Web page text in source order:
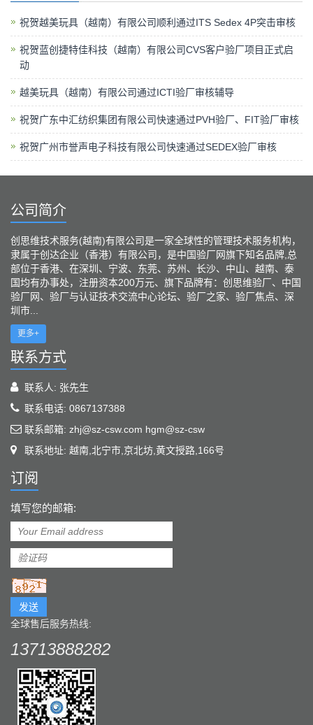
祝贺越美玩具（越南）有限公司顺利通过ITS Sedex 4P突击审核
祝贺蓝创捷特佳科技（越南）有限公司CVS客户验厂项目正式启
动
越美玩具（越南）有限公司通过ICTI验厂审核辅导
祝贺广东中汇纺织集团有限公司快速通过PVH验厂、FIT验厂审核
祝贺广州市誉声电子科技有限公司快速通过SEDEX验厂审核
公司简介
创思维技术服务(越南)有限公司是一家全球性的管理技术服务机构，
隶属于创达企业（香港）有限公司，是中国验厂网旗下知名品牌,总
部位于香港、在深圳、宁波、东莞、苏州、长沙、中山、越南、泰
国均有办事处，注册资本200万元、旗下品牌有：创思维验厂、中国
验厂网、验厂与认证技术交流中心论坛、验厂之家、验厂焦点、深
圳市...
更多+
联系方式
联系人: 张先生
联系电话: 0867137388
联系邮箱: zhj@sz-csw.com hgm@sz-csw
联系地址: 越南,北宁市,京北坊,黄文授路,166号
订阅
填写您的邮箱:
发送
全球售后服务热线:
13713888282